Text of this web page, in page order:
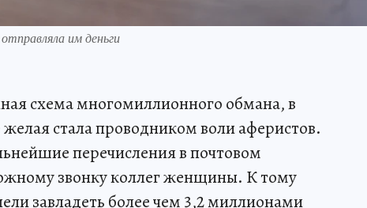
им деньги
схема многомиллионного обмана, в
стала проводником воли аферистов.
перечисления в почтовом
звонку коллег женщины. К тому
завладеть более чем 3,2 миллионами